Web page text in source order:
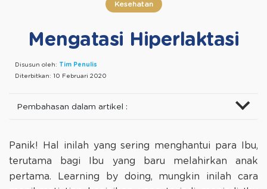
Kesehatan
Mengatasi Hiperlaktasi
Disusun oleh: Tim Penulis
Diterbitkan: 10 Februari 2020
Pembahasan dalam artikel :
Panik! Hal inilah yang sering menghantui para Ibu,
terutama bagi Ibu yang baru melahirkan anak
pertama. Learning by doing, mungkin inilah cara